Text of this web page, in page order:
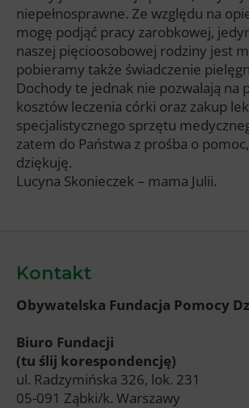
niepełnosprawne. Ze względu na
mogę podjąć pracy zarobkowej,
naszej pięcioosobowej rodziny jest
pobieramy także świadczenie
Dochody te jednak nie pozwalają na
kosztów leczenia córki oraz zakup
specjalistycznego sprzętu
zatem do Państwa z prośba o
dziękuję.
Lucyna Skonieczek – mama Julii.
Kontakt
Obywatelska Fundacja Pomocy
Biuro Fundacji
(tu ślij korespondencję)
ul. Radzymińska 326, lok. 231
05-091 Ząbki/k. Warszawy